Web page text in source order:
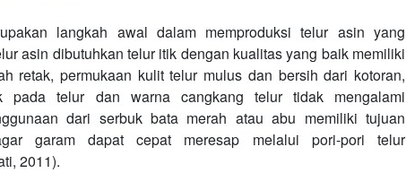
langkah awal dalam memproduksi telur asin yang
asin dibutuhkan telur itik dengan kualitas yang baik memiliki
retak, permukaan kulit telur mulus dan bersih dari kotoran,
pada telur dan warna cangkang telur tidak mengalami
dari serbuk bata merah atau abu memiliki tujuan
garam dapat cepat meresap melalui pori-pori telur
2011).